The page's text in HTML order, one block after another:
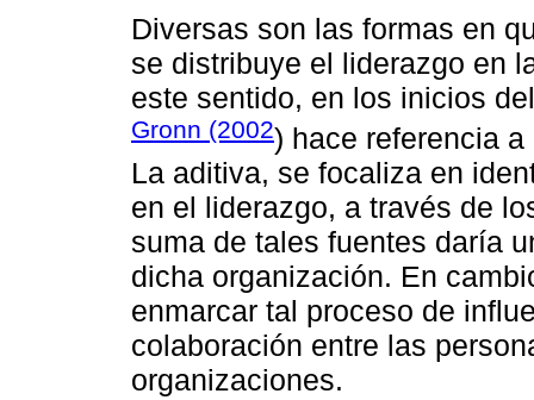
Diversas son las formas en
se distribuye el liderazgo en
este sentido, en los inicios
Gronn (2002) hace referencia
La aditiva, se focaliza en
en el liderazgo, a través de
suma de tales fuentes daría
dicha organización. En
enmarcar tal proceso de
colaboración entre las
organizaciones.